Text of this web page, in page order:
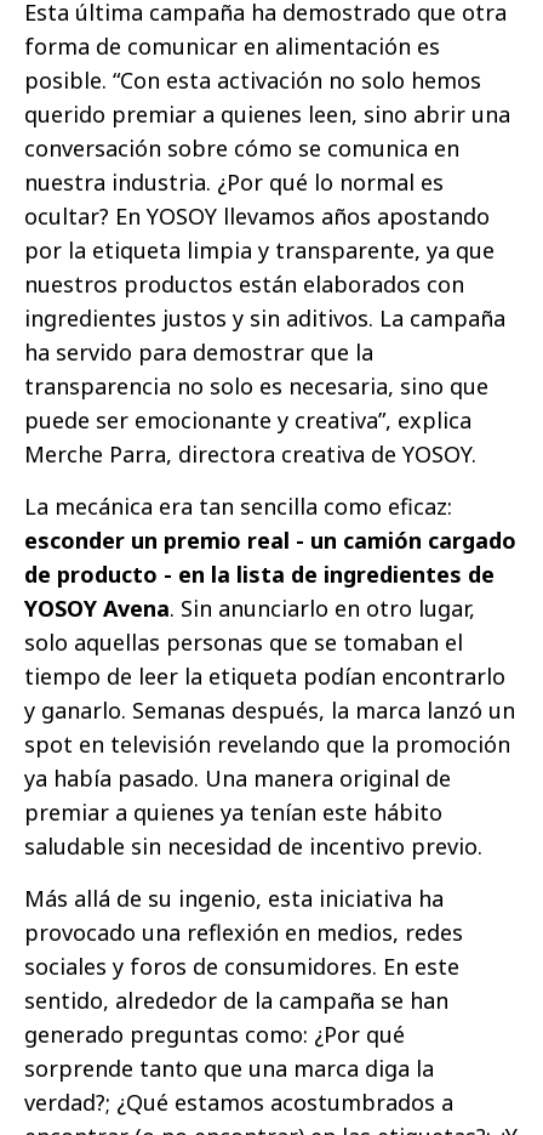
Esta última campaña ha demostrado que otra
forma de comunicar en alimentación es
posible. “Con esta activación no solo hemos
querido premiar a quienes leen, sino abrir una
conversación sobre cómo se comunica en
nuestra industria. ¿Por qué lo normal es
ocultar? En YOSOY llevamos años apostando
por la etiqueta limpia y transparente, ya que
nuestros productos están elaborados con
ingredientes justos y sin aditivos. La campaña
ha servido para demostrar que la
transparencia no solo es necesaria, sino que
puede ser emocionante y creativa”, explica
Merche Parra, directora creativa de YOSOY.
La mecánica era tan sencilla como eficaz:
esconder un premio real - un camión cargado
de producto - en la lista de ingredientes de
YOSOY Avena. Sin anunciarlo en otro lugar,
solo aquellas personas que se tomaban el
tiempo de leer la etiqueta podían encontrarlo
y ganarlo. Semanas después, la marca lanzó un
spot en televisión revelando que la promoción
ya había pasado. Una manera original de
premiar a quienes ya tenían este hábito
saludable sin necesidad de incentivo previo.
Más allá de su ingenio, esta iniciativa ha
provocado una reflexión en medios, redes
sociales y foros de consumidores. En este
sentido, alrededor de la campaña se han
generado preguntas como: ¿Por qué
sorprende tanto que una marca diga la
verdad?; ¿Qué estamos acostumbrados a